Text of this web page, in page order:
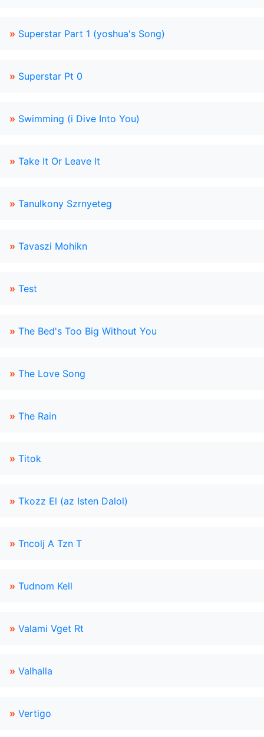
» Superstar Part 1 (yoshua's Song)
» Superstar Pt 0
» Swimming (i Dive Into You)
» Take It Or Leave It
» Tanulkony Szrnyeteg
» Tavaszi Mohikn
» Test
» The Bed's Too Big Without You
» The Love Song
» The Rain
» Titok
» Tkozz El (az Isten Dalol)
» Tncolj A Tzn T
» Tudnom Kell
» Valami Vget Rt
» Valhalla
» Vertigo